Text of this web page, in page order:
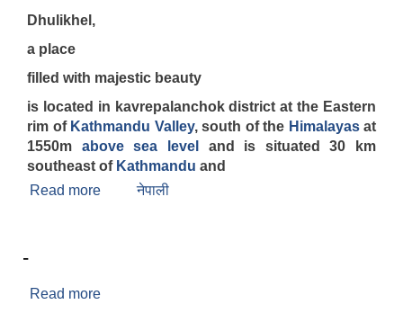
Dhulikhel,
a place
filled with majestic beauty
is located in kavrepalanchok district at the Eastern
rim of Kathmandu Valley, south of the Himalayasat
1550m above sea level
and is situated 30 km
southeast of Kathmandu and
Read more about Brief Introduction
नेपाली
-
Read more